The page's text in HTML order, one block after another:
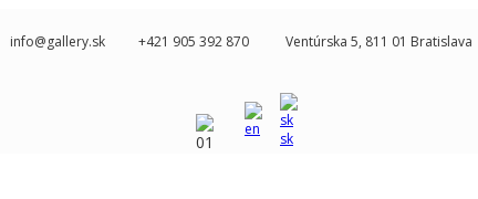
info@gallery.sk +421 905 392 870 Ventúrska 5, 811 01 Bratislava